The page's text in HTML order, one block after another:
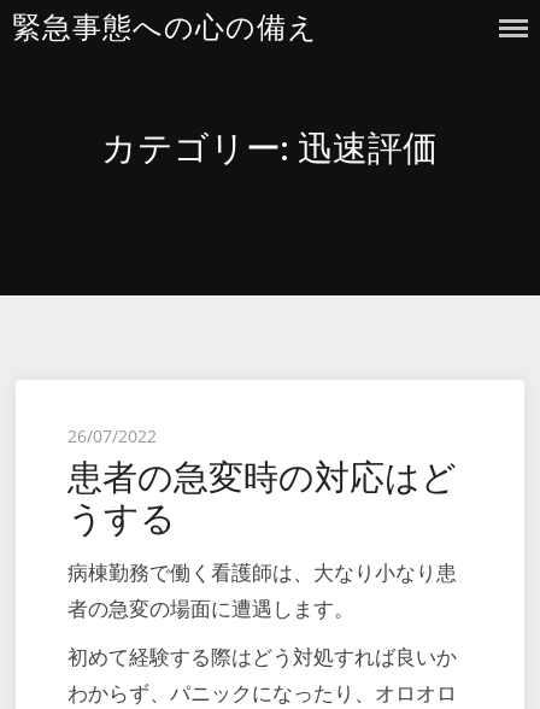
Skip
緊急事態への心の備え
カテゴリー: 迅速評価
Posted
on
26/07/2022
患者の急変時の対応はど
うする
病棟勤務で働く看護師は、大なり小なり患
者の急変の場面に遭遇します。
初めて経験する際はどう対処すれば良いか
わからず、パニックになったり、オロオロ